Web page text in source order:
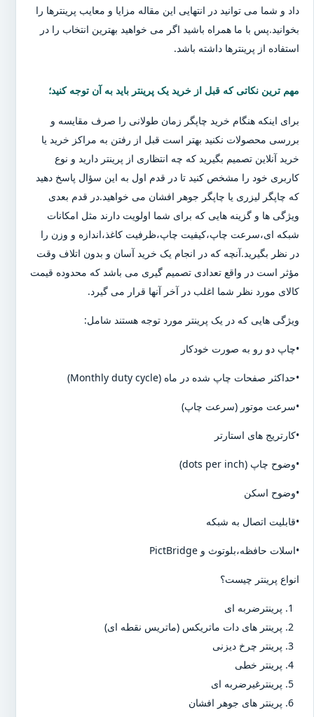
داد و شما می توانید در انتهایی این مقاله مزایا و معایب پرینترها را
بخوانید.پس با ما همراه باشید اگر می خواهید بهترین انتخاب را در
استفاده از پرینترها داشته باشد.
مهم ترین نکاتی که قبل از خرید یک پرینتر باید به آن توجه کنید؛
برای اینکه هنگام خرید چاپگر زمان طولانی را صرف مقایسه و
بررسی محصولات نکنید بهتر است قبل از رفتن به مراکز خرید یا
خرید آنلاین تصمیم بگیرید که چه انتظاری از پرینتر دارید و نوع
کاربری خود را مشخص کنید تا در قدم اول به این سؤال پاسخ دهید
که چاپگر لیزری یا چاپگر جوهر افشان می خواهید.در قدم بعدی
ویژگی ها و گزینه هایی که برای شما اولویت دارند مثل امکانات
شبکه ای،سرعت چاپ،کیفیت چاپ،ظرفیت کاغذ،اندازه و وزن را
در نظر بگیرید.آنچه که در انجام یک خرید آسان و بدون اتلاف وقت
مؤثر است در واقع تعدادی تصمیم گیری می باشد که محدوده قیمت
کالای مورد نظر شما اغلب در آخر آنها قرار می گیرد.
ویژگی هایی که در یک پرینتر مورد توجه هستند شامل:
•چاپ دو رو به صورت خودکار
•حداکثر صفحات چاپ شده در ماه (Monthly duty cycle)
•سرعت موتور (سرعت چاپ)
•کارتریج های استارتر
•وضوح چاپ (dots per inch)
•وضوح اسکن
•قابلیت اتصال به شبکه
•اسلات حافظه،بلوتوث و PictBridge
انواع پرینتر چیست؟
پرینترضربه ای
پرینتر های دات ماتریکس (ماتریس نقطه ای)
پرینتر چرخ دیزنی
پرینتر خطی
پرینترغیرضربه ای
پرینتر های جوهر افشان